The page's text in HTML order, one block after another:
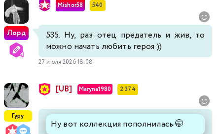
Лорд
Mishor58 540
535. Ну, раз отец предатель и жив, то
можно начать любить героя ))
27 июля 2026 18:08
Гуру
[UB] Maryna1980 2 374
Ну вот коллекция пополнилась 🤭